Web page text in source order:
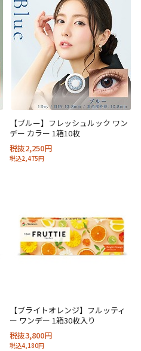
【ブルー】フレッシュルック ワン
デー カラー 1箱10枚
税抜2,250円
税込2,475円
【ブライトオレンジ】フルッティ
ー ワンデー 1箱30枚入り
税抜3,800円
税込4,180円